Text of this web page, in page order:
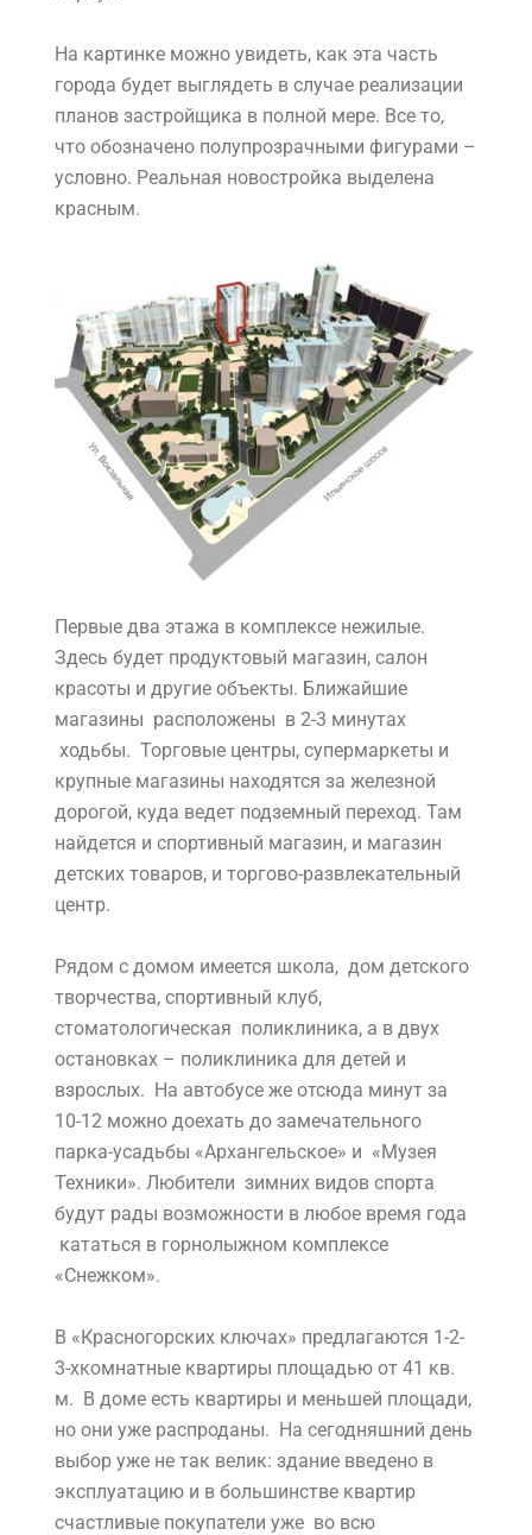
На картинке можно увидеть, как эта часть
города будет выглядеть в случае реализации
планов застройщика в полной мере. Все то,
что обозначено полупрозрачными фигурами –
условно. Реальная новостройка выделена
красным.
Первые два этажа в комплексе нежилые.
Здесь будет продуктовый магазин, салон
красоты и другие объекты. Ближайшие
магазины расположены в 2-3 минутах
ходьбы. Торговые центры, супермаркеты и
крупные магазины находятся за железной
дорогой, куда ведет подземный переход. Там
найдется и спортивный магазин, и магазин
детских товаров, и торгово-развлекательный
центр.
Рядом с домом имеется школа, дом детского
творчества, спортивный клуб,
стоматологическая поликлиника, а в двух
остановках – поликлиника для детей и
взрослых. На автобусе же отсюда минут за
10-12 можно доехать до замечательного
парка-усадьбы «Архангельское» и «Музея
Техники». Любители зимних видов спорта
будут рады возможности в любое время года
кататься в горнолыжном комплексе
«Снежком».
В «Красногорских ключах» предлагаются 1-2-
3-хкомнатные квартиры площадью от 41 кв.
м. В доме есть квартиры и меньшей площади,
но они уже распроданы. На сегодняшний день
выбор уже не так велик: здание введено в
эксплуатацию и в большинстве квартир
счастливые покупатели уже во всю